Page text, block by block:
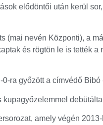
elődöntői után kerül
(mai nevén Központi), a
és rögtön le is tették a
ra győzött a címvédő Bibó
amely végén